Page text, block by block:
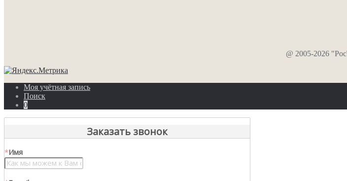
@ 2005-2026
Моя учётная запись
Поиск
0
Заказать звонок
*Имя